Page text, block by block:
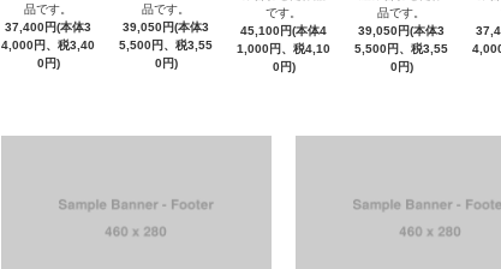
品です。
37,400円(本体3
4,000円、税3,40
0円)
品です。
39,050円(本体3
5,500円、税3,55
0円)
です。
45,100円(本体4
1,000円、税4,10
0円)
品です。
39,050円(本体3
5,500円、税3,55
0円)